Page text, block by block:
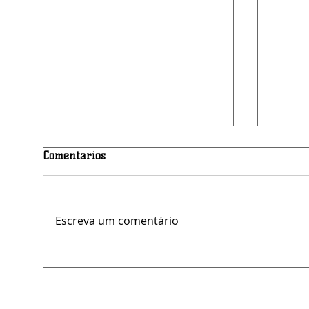
reinaugurada com novo
Comentários
Escreva um comentário